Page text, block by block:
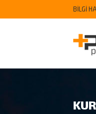
BİLGİ